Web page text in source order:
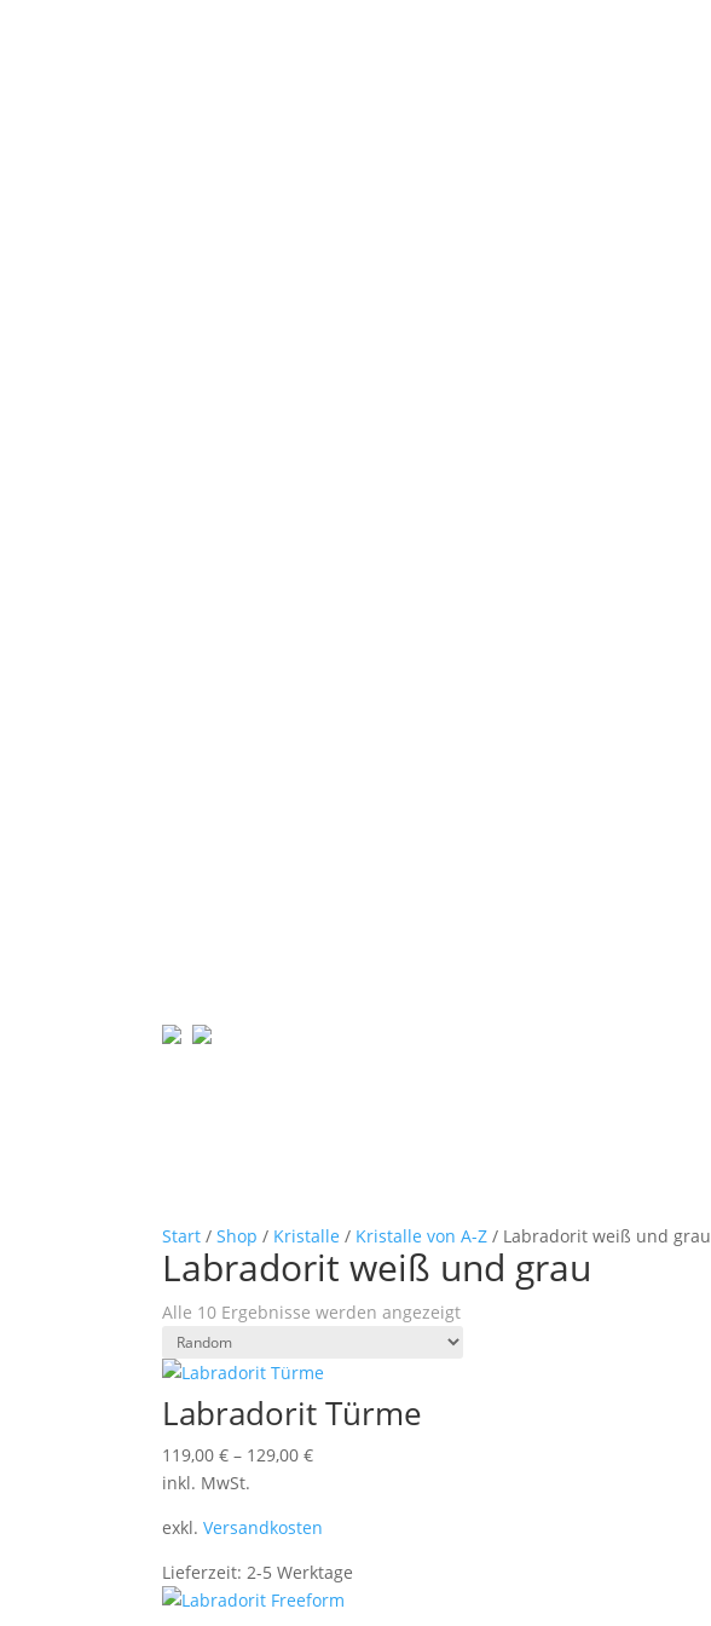
Start /Shop / Kristalle / Kristalle von A-Z / Labradorit weiß und grau
Labradorit weiß und grau
Alle 10 Ergebnisse werden angezeigt
Labradorit Türme
119,00€ – 129,00€
inkl. MwSt.
exkl.Versandkosten
Lieferzeit:2-5 Werktage